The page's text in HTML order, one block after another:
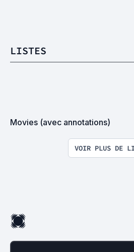
LISTES
Movies (avec annotations)
VOIR PLUS DE